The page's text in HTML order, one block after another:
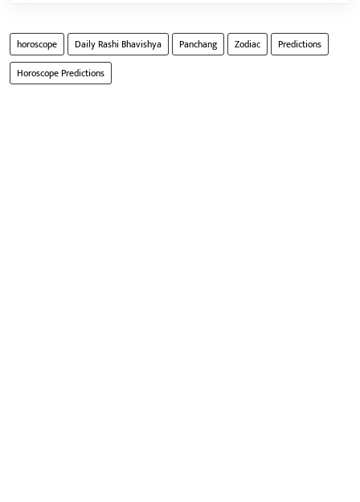
horoscope Daily Rashi Bhavishya Panchang Zodiac
Predictions
Horoscope Predictions